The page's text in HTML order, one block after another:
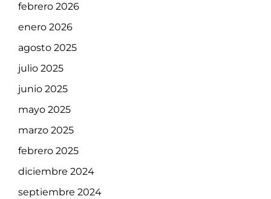
febrero 2026
enero 2026
agosto 2025
julio 2025
junio 2025
mayo 2025
marzo 2025
febrero 2025
diciembre 2024
septiembre 2024